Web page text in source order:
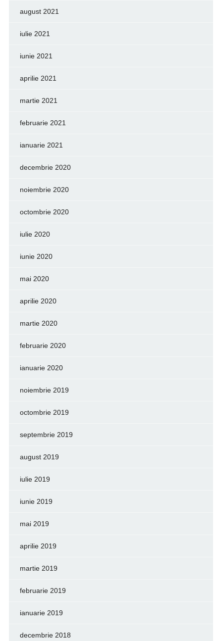
august 2021
iulie 2021
iunie 2021
aprilie 2021
martie 2021
februarie 2021
ianuarie 2021
decembrie 2020
noiembrie 2020
octombrie 2020
iulie 2020
iunie 2020
mai 2020
aprilie 2020
martie 2020
februarie 2020
ianuarie 2020
noiembrie 2019
octombrie 2019
septembrie 2019
august 2019
iulie 2019
iunie 2019
mai 2019
aprilie 2019
martie 2019
februarie 2019
ianuarie 2019
decembrie 2018